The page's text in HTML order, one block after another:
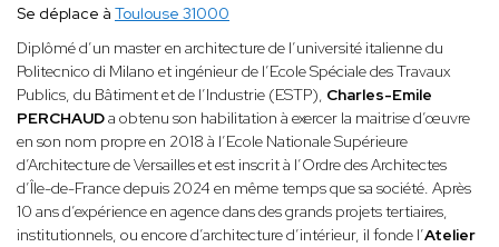
Se déplace à Toulouse 31000
Diplômé d’un master en architecture de l’université italienne du
Politecnico di Milano et ingénieur de l’Ecole Spéciale des Travaux
Publics, du Bâtiment et de l’Industrie (ESTP), Charles-Emile
PERCHAUDa obtenu son habilitation à exercer la maitrise d’œuvre
en son nom propre en 2018 à l’Ecole Nationale Supérieure
d’Architecture de Versailles et est inscrit à l’Ordre des Architectes
d’Île-de-France depuis 2024 en même temps que sa société. Après
10 ans d’expérience en agence dans des grands projets tertiaires,
institutionnels, ou encore d’architecture d’intérieur, il fonde l’Atelier